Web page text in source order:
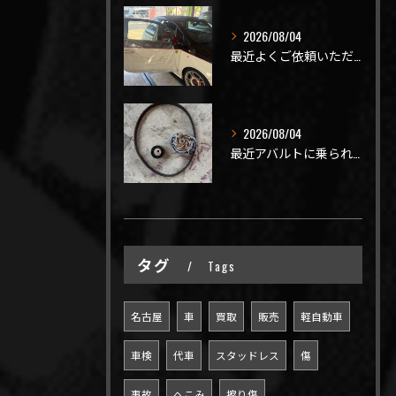
2026/08/04
2026/08/04
タグ Tags
名古屋 車 買取 販売 軽自動車
車検 代車 スタッドレス 傷